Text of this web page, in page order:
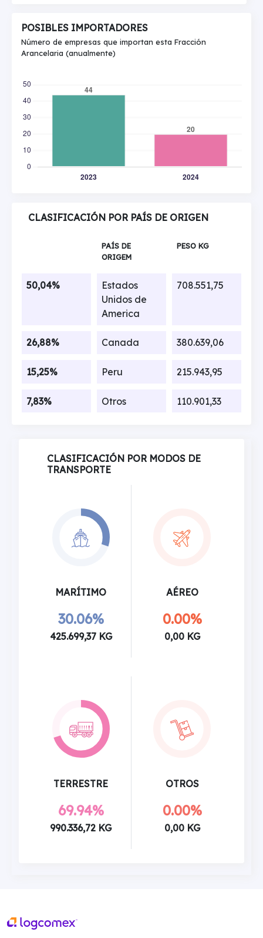
POSIBLES IMPORTADORES
Número de empresas que importan esta Fracción
Arancelaria (anualmente)
CLASIFICACIÓN POR PAÍS DE ORIGEN
PAÍS DE
ORIGEM
PESO KG
50,04%
Estados
Unidos de
America
708.551,75
26,88% Canada 380.639,06
15,25% Peru 215.943,95
7,83% Otros 110.901,33
CLASIFICACIÓN POR MODOS DE
TRANSPORTE
MARÍTIMO
30.06%
425.699,37 KG
AÉREO
0.00%
0,00 KG
TERRESTRE
69.94%
990.336,72 KG
OTROS
0.00%
0,00 KG